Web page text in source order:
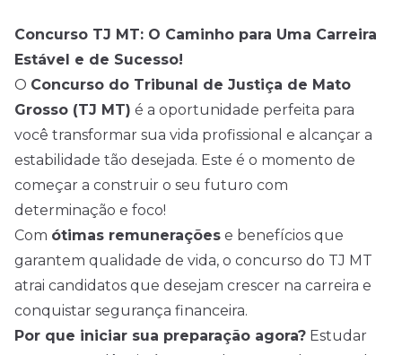
Concurso TJ MT: O Caminho para Uma Carreira
Estável e de Sucesso!
O Concurso do Tribunal de Justiça de Mato
Grosso (TJ MT) é a oportunidade perfeita para
você transformar sua vida profissional e alcançar a
estabilidade tão desejada. Este é o momento de
começar a construir o seu futuro com
determinação e foco!
Com ótimas remunerações e benefícios que
garantem qualidade de vida, o concurso do TJ MT
atrai candidatos que desejam crescer na carreira e
conquistar segurança financeira.
Por que iniciar sua preparação agora? Estudar